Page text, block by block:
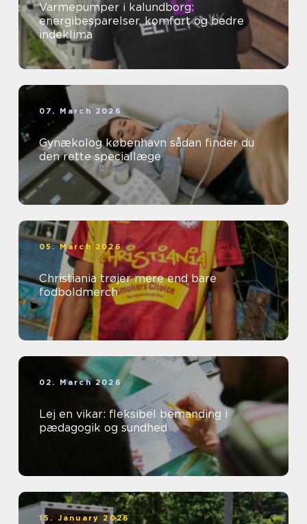
Varmepumper i kalundborg:
energibesparelser, komfort og bedre
indeklima
07. March 2026
Gynækolog københavn sådan finder du
den rette speciallæge
05. March 2026
Christiania trøjer mere end bare
fodboldmerch
02. March 2026
Lej en vikar: fleksibel bemanding i
pædagogik og sundhed
15. January 2026